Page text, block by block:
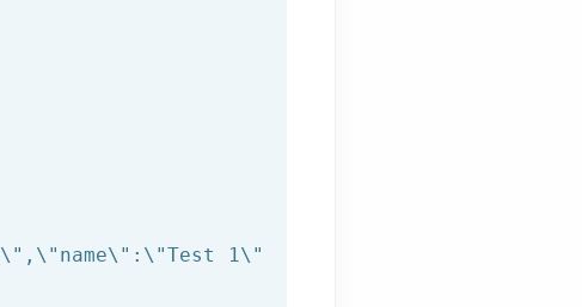
1\"},{\"url\":\"https://